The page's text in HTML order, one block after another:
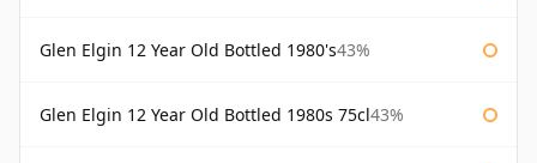
Glen Elgin 12 Year Old Bottled 1980's43%
Glen Elgin 12 Year Old Bottled 1980s 75cl43%